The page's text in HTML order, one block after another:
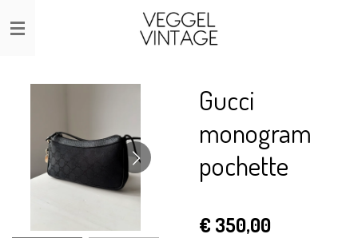
Ga
direct
Gucci
monogram
pochette
€ 350,00